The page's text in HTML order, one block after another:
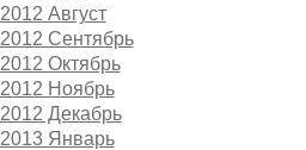
2012 Август
2012 Сентябрь
2012 Октябрь
2012 Ноябрь
2012 Декабрь
2013 Январь